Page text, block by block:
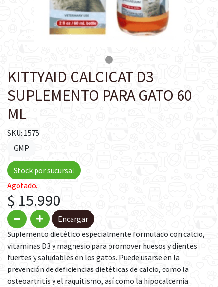
KITTYAID CALCICAT D3
SUPLEMENTO PARA GATO 60
ML
SKU: 1575
GMP
Stock por sucursal
Agotado.
$ 15.990
Encargar
Suplemento dietético especialmente formulado con calcio,
vitaminas D3 y magnesio para promover huesos y dientes
fuertes y saludables en los gatos. Puede usarse en la
prevención de deficiencias dietéticas de calcio, como la
osteoartritis y el raquitismo, así como la hipocalcemia